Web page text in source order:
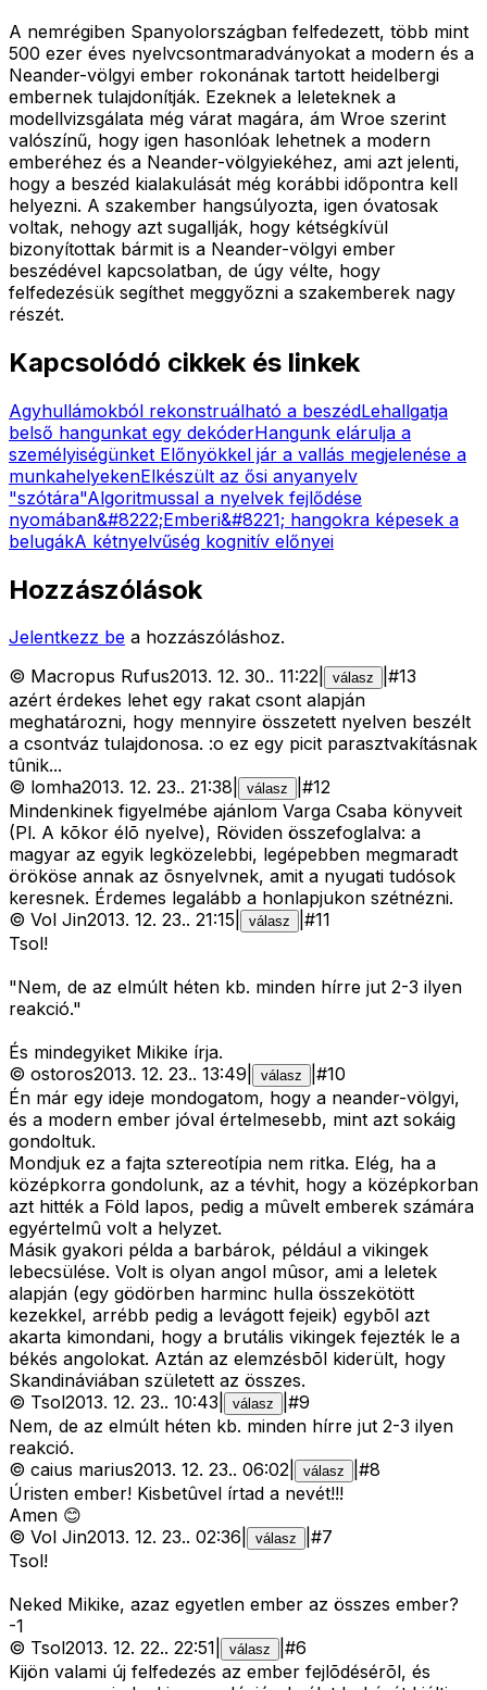
A nemrégiben Spanyolországban felfedezett, több mint
500 ezer éves nyelvcsontmaradványokat a modern és a
Neander-völgyi ember rokonának tartott heidelbergi
embernek tulajdonítják. Ezeknek a leleteknek a
modellvizsgálata még várat magára, ám Wroe szerint
valószínű, hogy igen hasonlóak lehetnek a modern
emberéhez és a Neander-völgyiekéhez, ami azt jelenti,
hogy a beszéd kialakulását még korábbi időpontra kell
helyezni. A szakember hangsúlyozta, igen óvatosak
voltak, nehogy azt sugallják, hogy kétségkívül
bizonyítottak bármit is a Neander-völgyi ember
beszédével kapcsolatban, de úgy vélte, hogy
felfedezésük segíthet meggyőzni a szakemberek nagy
részét.
Kapcsolódó cikkek és linkek
Agyhullámokból rekonstruálható a beszédLehallgatja
belső hangunkat egy dekóderHangunk elárulja a
személyiségünket Előnyökkel jár a vallás megjelenése a
munkahelyekenElkészült az ősi anyanyelv
"szótára"Algoritmussal a nyelvek fejlődése
nyomában&#8222;Emberi&#8221; hangokra képesek a
belugákA kétnyelvűség kognitív előnyei
Hozzászólások
Jelentkezz be a hozzászóláshoz.
© Macropus Rufus2013. 12. 30.. 11:22 válasz #13
azért érdekes lehet egy rakat csont alapján
meghatározni, hogy mennyire összetett nyelven beszélt
a csontváz tulajdonosa. :o ez egy picit parasztvakításnak
tûnik...
© lomha2013. 12. 23.. 21:38 válasz #12
Mindenkinek figyelmébe ajánlom Varga Csaba könyveit
(Pl. A kõkor élõ nyelve), Röviden összefoglalva: a
magyar az egyik legközelebbi, legépebben megmaradt
örököse annak az õsnyelvnek, amit a nyugati tudósok
keresnek. Érdemes legalább a honlapjukon szétnézni.
© Vol Jin2013. 12. 23.. 21:15 válasz #11
Tsol!
"Nem, de az elmúlt héten kb. minden hírre jut 2-3 ilyen
reakció."
És mindegyiket Mikike írja.
© ostoros2013. 12. 23.. 13:49 válasz #10
Én már egy ideje mondogatom, hogy a neander-völgyi,
és a modern ember jóval értelmesebb, mint azt sokáig
gondoltuk.
Mondjuk ez a fajta sztereotípia nem ritka. Elég, ha a
középkorra gondolunk, az a tévhit, hogy a középkorban
azt hitték a Föld lapos, pedig a mûvelt emberek számára
egyértelmû volt a helyzet.
Másik gyakori példa a barbárok, például a vikingek
lebecsülése. Volt is olyan angol mûsor, ami a leletek
alapján (egy gödörben harminc hulla összekötött
kezekkel, arrébb pedig a levágott fejeik) egybõl azt
akarta kimondani, hogy a brutális vikingek fejezték le a
békés angolokat. Aztán az elemzésbõl kiderült, hogy
Skandináviában született az összes.
© Tsol2013. 12. 23.. 10:43 válasz #9
Nem, de az elmúlt héten kb. minden hírre jut 2-3 ilyen
reakció.
© caius marius2013. 12. 23.. 06:02 válasz #8
Úristen ember! Kisbetûvel írtad a nevét!!!
Amen 😊
© Vol Jin2013. 12. 23.. 02:36 válasz #7
Tsol!
Neked Mikike, azaz egyetlen ember az összes ember?
-1
© Tsol2013. 12. 22.. 22:51 válasz #6
Kijön valami új felfedezés az ember fejlõdésérõl, és